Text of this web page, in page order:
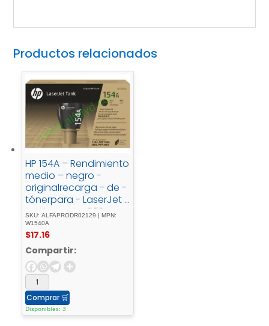
Productos relacionados
HP 154A – Rendimiento
medio – negro -
originalrecarga - de -
tónerpara - LaserJet -
Tank - MFP - 1602w, -
MFP - 1604w, - MFP -
2602dn, - MFP -
2604sdw, - MFP -
2606dn, - MFP -
2606sdw
SKU: ALFAPRODR02129 | MPN:
W1540A
$17.16
Compartir:
Comprar 🛒
Disponibles: 3